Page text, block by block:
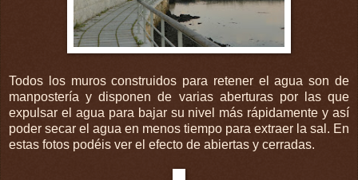
Todos los muros construidos para retener el agua son de
manpostería y disponen de varias aberturas por las que
expulsar el agua para bajar su nivel más rápidamente y así
poder secar el agua en menos tiempo para extraer la sal. En
estas fotos podéis ver el efecto de abiertas y cerradas.